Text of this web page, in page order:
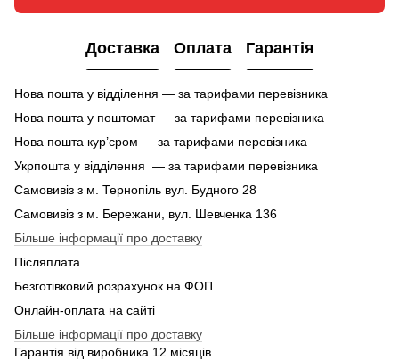
Доставка Оплата Гарантія
Нова пошта у відділення — за тарифами перевізника
Нова пошта у поштомат — за тарифами перевізника
Нова пошта кур’єром — за тарифами перевізника
Укрпошта у відділення — за тарифами перевізника
Самовивіз з м. Тернопіль вул. Будного 28
Самовивіз з м. Бережани, вул. Шевченка 136
Більше інформації про доставку
Післяплата
Безготівковий розрахунок на ФОП
Онлайн-оплата на сайті
Більше інформації про доставку
Гарантія від виробника 12 місяців.